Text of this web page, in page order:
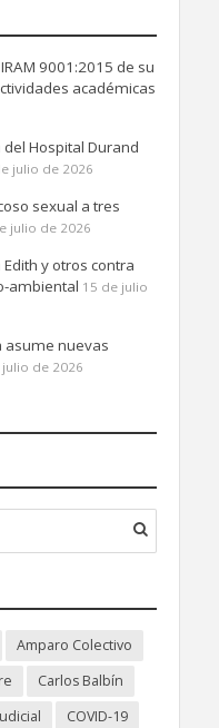
9001:2015 de su
académicas
Hospital Durand
julio de 2026
sexual a tres
julio de 2026
y otros contra
ambiental 15 de julio
asume nuevas
julio de 2026
Amparo Colectivo
Carlos Balbín
COVID-19